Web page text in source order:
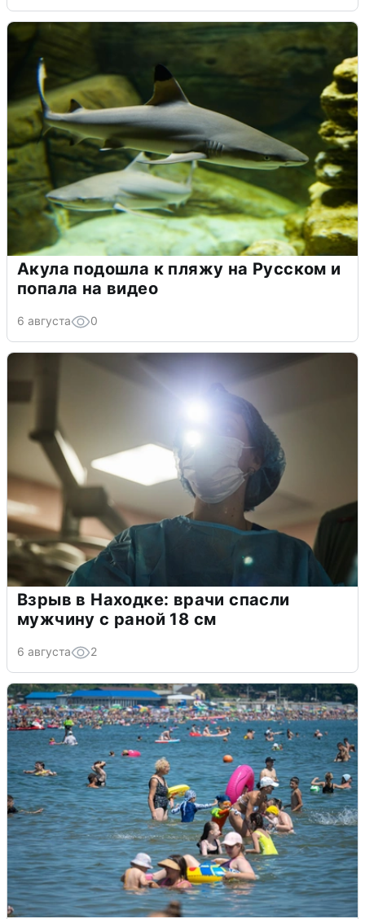
Акула подошла к пляжу на Русском и
попала на видео
6 августа 0
Взрыв в Находке: врачи спасли
мужчину с раной 18 см
6 августа 2